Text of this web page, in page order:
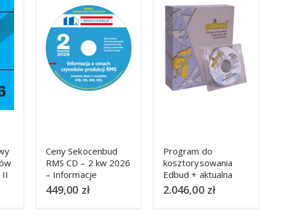
II
Ceny Sekocenbud
RMS CD – 2 kw 2026
– Informacje
kwartalne IMB, IMI,
IME, IRS
449,00 zł
Program do
kosztorysowania
Edbud + aktualna
baza cen
2.046,00 zł